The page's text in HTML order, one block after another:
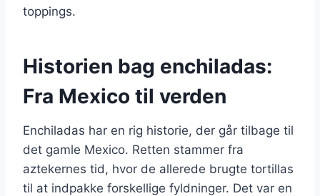
toppings.
Historien bag enchiladas:
Fra Mexico til verden
Enchiladas har en rig historie, der går tilbage til
det gamle Mexico. Retten stammer fra
aztekernes tid, hvor de allerede brugte tortillas
til at indpakke forskellige fyldninger. Det var en